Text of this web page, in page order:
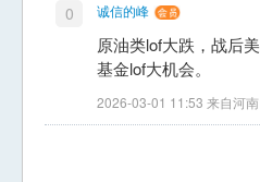
0 诚信的峰
原油类lof大跌，战后
基金lof大机会。
2026-03-01 11:53 来自河南